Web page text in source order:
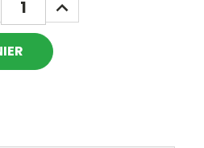
QUANTITY: